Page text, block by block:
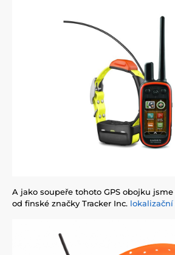
A jako soupeře tohoto GPS obojku
od finské značky Tracker Inc. lokalizační